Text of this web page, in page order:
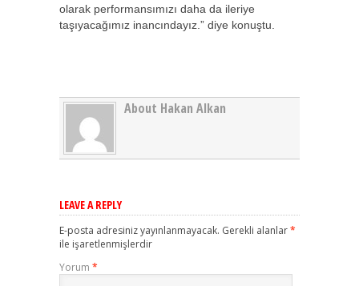
olarak performansımızı daha da ileriye
taşıyacağımız inancındayız.” diye konuştu.
About Hakan Alkan
LEAVE A REPLY
E-posta adresiniz yayınlanmayacak. Gerekli alanlar*
ile işaretlenmişlerdir
Yorum *